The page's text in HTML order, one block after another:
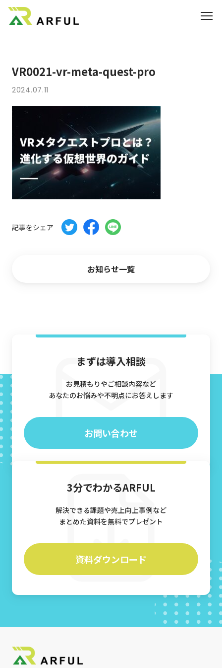
VR0021-vr-meta-quest-pro
2024.07.11
記事をシェア
お知らせ一覧
まずは導入相談
お見積もりやご相談内容など
あなたのお悩みや不明点にお答えします
お問い合わせ
3分でわかるARFUL
解決できる課題や売上向上事例など
まとめた資料を無料でプレゼント
資料ダウンロード
料金
よくあるご質問
お知らせ
ブログ
CG制作パートナー募集